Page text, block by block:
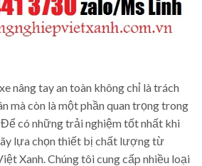
nâng tay an toàn không chỉ là trách
mà còn là một phần quan trọng trong
Để có những trải nghiệm tốt nhất khi
lựa chọn thiết bị chất lượng từ
Xanh. Chúng tôi cung cấp nhiều loại